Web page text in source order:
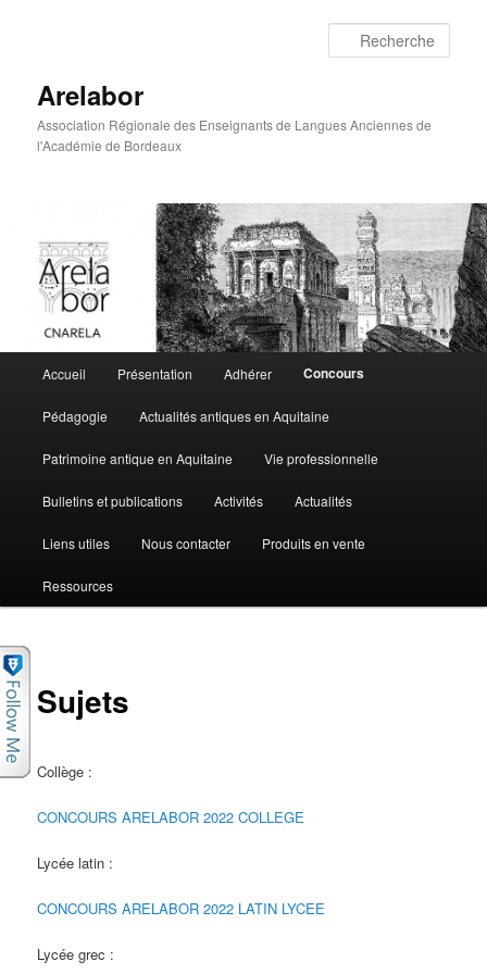
Arelabor
Association Régionale des Enseignants de Langues Anciennes de
l'Académie de Bordeaux
Aller au contenu principal
Aller au contenu secondaire
Accueil Présentation Adhérer Concours
Pédagogie Actualités antiques en Aquitaine
Patrimoine antique en Aquitaine Vie professionnelle
Bulletins et publications Activités Actualités
Liens utiles Nous contacter Produits en vente
Ressources
Sujets
Collège :
CONCOURS ARELABOR 2022 COLLEGE
Lycée latin :
CONCOURS ARELABOR 2022 LATIN LYCEE
Lycée grec :